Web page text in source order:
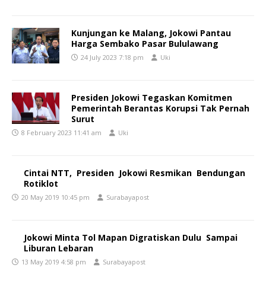
Kunjungan ke Malang, Jokowi Pantau
Harga Sembako Pasar Bululawang
24 July 2023 7:18 pm Uki
Presiden Jokowi Tegaskan Komitmen
Pemerintah Berantas Korupsi Tak Pernah
Surut
8 February 2023 11:41 am Uki
Cintai NTT, Presiden Jokowi Resmikan Bendungan
Rotiklot
20 May 2019 10:45 pm Surabayapost
Jokowi Minta Tol Mapan Digratiskan Dulu Sampai
Liburan Lebaran
13 May 2019 4:58 pm Surabayapost